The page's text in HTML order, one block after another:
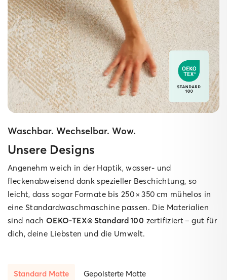
Waschbar. Wechselbar. Wow.
Unsere Designs
Angenehm weich in der Haptik, wasser‑ und
fleckenabweisend dank spezieller Beschichtung, so
leicht, dass sogar Formate bis 250 × 350 cm mühelos in
eine Standard­waschmaschine passen. Die Materialien
sind nach OEKO‑TEX® Standard 100 zertifiziert – gut für
dich, deine Liebsten und die Umwelt.
Standard Matte Gepolsterte Matte